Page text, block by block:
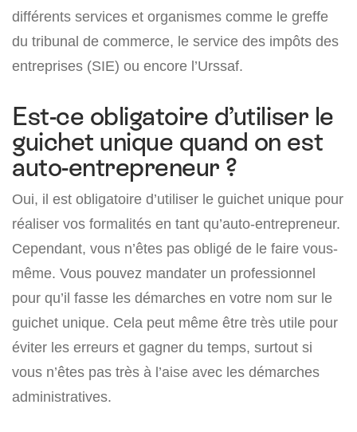
différents services et organismes comme le greffe
du tribunal de commerce, le service des impôts des
entreprises (SIE) ou encore l’Urssaf.
Est-ce obligatoire d’utiliser le
guichet unique quand on est
auto-entrepreneur ?
Oui, il est obligatoire d’utiliser le guichet unique pour
réaliser vos formalités en tant qu’auto-entrepreneur.
Cependant, vous n’êtes pas obligé de le faire vous-
même. Vous pouvez mandater un professionnel
pour qu’il fasse les démarches en votre nom sur le
guichet unique. Cela peut même être très utile pour
éviter les erreurs et gagner du temps, surtout si
vous n’êtes pas très à l’aise avec les démarches
administratives.